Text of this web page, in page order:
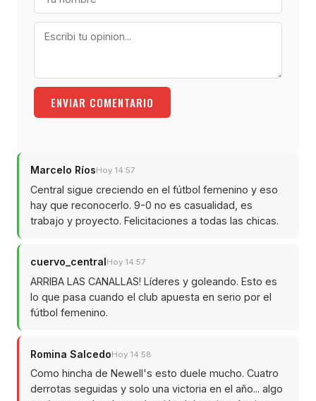
ENVIAR COMENTARIO
Marcelo RíosHoy 14:57
Central sigue creciendo en el fútbol femenino y eso
hay que reconocerlo. 9-0 no es casualidad, es
trabajo y proyecto. Felicitaciones a todas las chicas.
cuervo_central Hoy 14:57
ARRIBA LAS CANALLAS! Líderes y goleando. Esto es
lo que pasa cuando el club apuesta en serio por el
fútbol femenino.
Romina SalcedoHoy 14:58
Como hincha de Newell's esto duele mucho. Cuatro
derrotas seguidas y solo una victoria en el año... algo